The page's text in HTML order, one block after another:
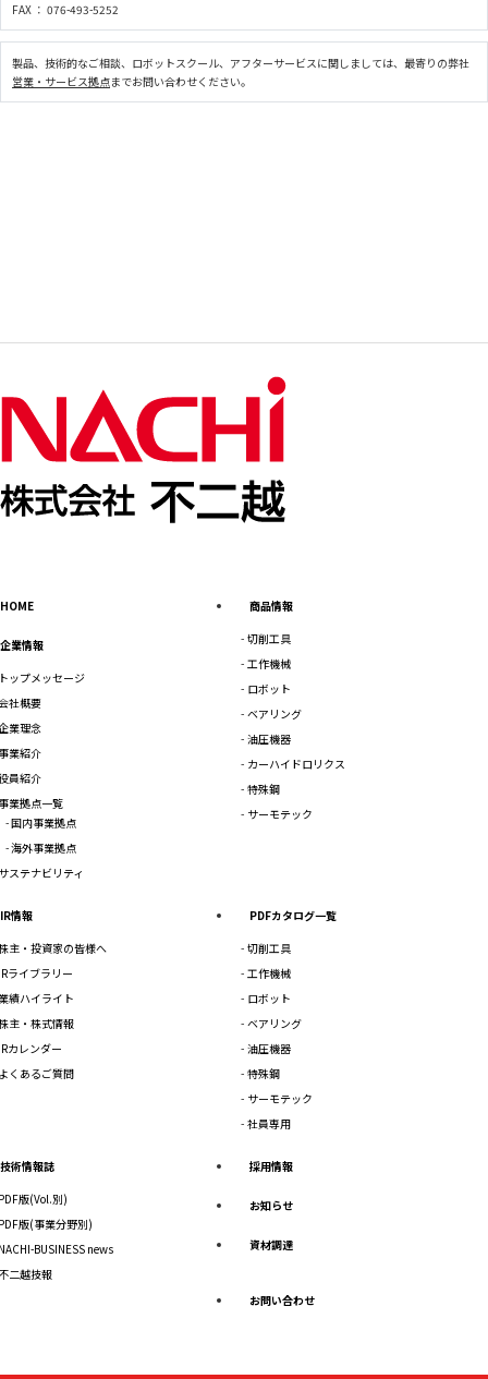
FAX ： 076-493-5252
製品、技術的なご相談、ロボットスクール、アフターサービスに関しましては、最寄りの弊社
営業・サービス拠点までお問い合わせください。
HOME
企業情報
ップメッセージ
社概要
業理念
業紹介
員紹介
業拠点一覧
国内事業拠点
海外事業拠点
ステナビリティ
商品情報
切削工具
工作機械
ロボット
ベアリング
油圧機器
カーハイドロリクス
特殊鋼
サーモテック
IR情報
主・投資家の皆様へ
ライブラリー
績ハイライト
主・株式情報
カレンダー
くあるご質問
PDFカタログ一覧
切削工具
工作機械
ロボット
ベアリング
油圧機器
特殊鋼
サーモテック
社員専用
技術情報誌
版(Vol.別)
版(事業分野別)
BUSINESS news
二越技報
採用情報
お知らせ
資材調達
お問い合わせ